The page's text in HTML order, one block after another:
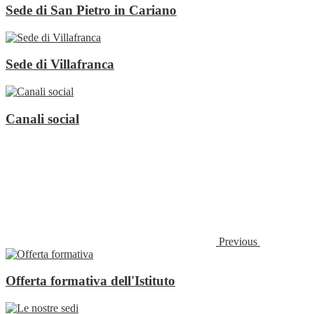
Sede di San Pietro in Cariano
Sede di Villafranca
Canali social
Previous
Offerta formativa dell'Istituto